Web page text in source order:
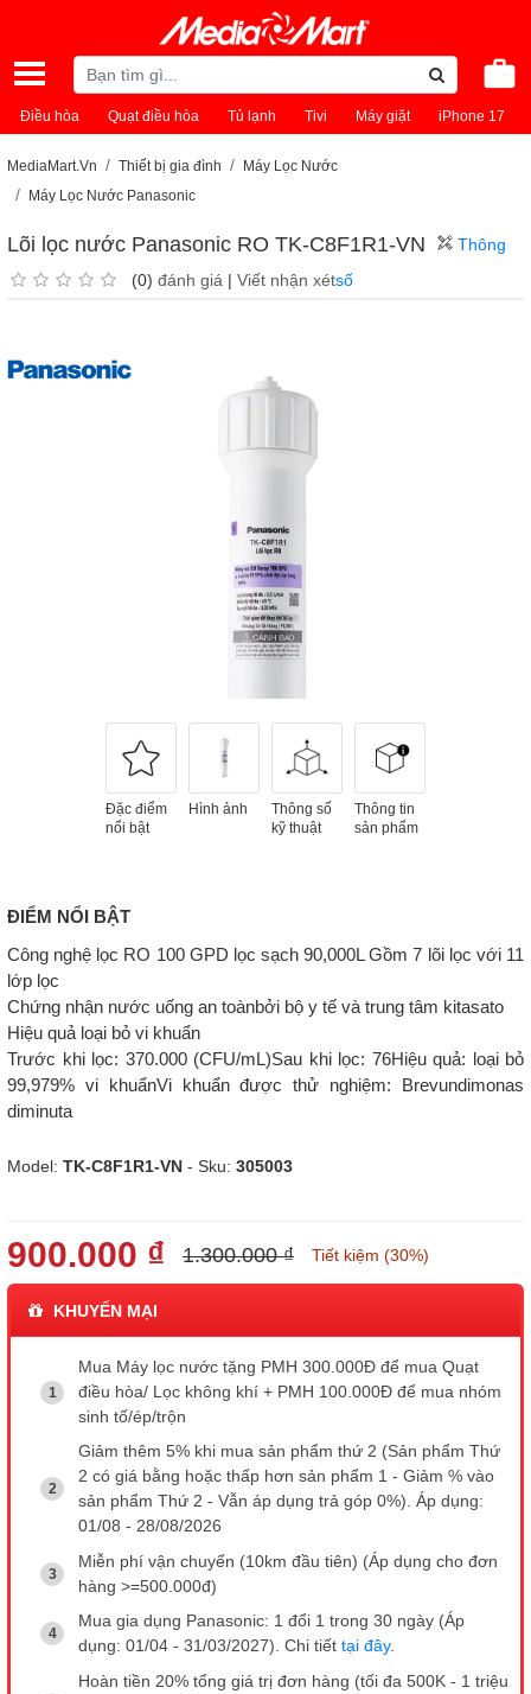
Điều hòa Quạt điều hòa Tủ lạnh Tivi Máy giặt iPhone 17
MediaMart.Vn Thiết bị gia đình
Máy Lọc Nước
Máy Lọc Nước Panasonic
Lõi lọc nước Panasonic RO TK-C8F1R1-VN
(0) đánh giá | Viết nhận xét
Thông
số
Đặc điểm
nổi bật
Hình ảnh
Thông số
kỹ thuật
Thông tin
sản phẩm
ĐIỂM NỔI BẬT
Công nghệ lọc RO 100 GPD lọc sạch 90,000L Gồm 7 lõi lọc với 11
lớp lọc
Chứng nhận nước uống an toànbởi bộ y tế và trung tâm kitasato
Hiệu quả loại bỏ vi khuẩn
Trước khi lọc: 370.000 (CFU/mL)Sau khi lọc: 76Hiệu quả: loại bỏ
99,979% vi khuẩnVi khuẩn được thử nghiệm: Brevundimonas
diminuta
Model: TK-C8F1R1-VN - Sku: 305003
900.000 ₫ 1.300.000 ₫ Tiết kiệm (30%)
KHUYẾN MẠI
Mua Máy lọc nước tặng PMH 300.000Đ để mua Quạt
điều hòa/ Lọc không khí + PMH 100.000Đ để mua nhóm
sinh tố/ép/trộn
Giảm thêm 5% khi mua sản phẩm thứ 2 (Sản phẩm Thứ
2 có giá bằng hoặc thấp hơn sản phẩm 1 - Giảm % vào
sản phẩm Thứ 2 - Vẫn áp dụng trả góp 0%). Áp dụng:
01/08 - 28/08/2026
Miễn phí vận chuyển (10km đầu tiên) (Áp dụng cho đơn
hàng >=500.000đ)
Mua gia dụng Panasonic: 1 đổi 1 trong 30 ngày (Áp
dụng: 01/04 - 31/03/2027). Chi tiết tại đây.
Hoàn tiền 20% tổng giá trị đơn hàng (tối đa 500K - 1 triệu